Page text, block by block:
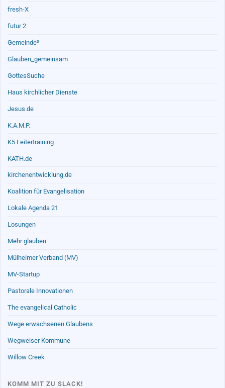
fresh-X
futur 2
Gemeinde³
Glauben_gemeinsam
GottesSuche
Haus kirchlicher Dienste
Jesus.de
K.A.M.P.
K5 Leitertraining
KATH.de
kirchenentwicklung.de
Koalition für Evangelisation
Lokale Agenda 21
Losungen
Mehr glauben
Mülheimer Verband (MV)
MV-Startup
Pastorale Innovationen
The evangelical Catholic
Wege erwachsenen Glaubens
Wegweiser Kommune
Willow Creek
KOMM MIT ZU SLACK!